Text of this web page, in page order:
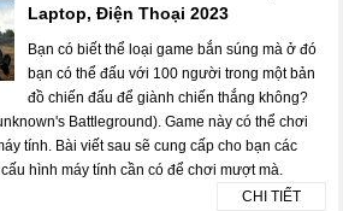
Laptop, Điện Thoại 2023
Bạn có biết thể loại game bắn súng mà ở đó
bạn có thể đấu với 100 người trong một bản
đồ chiến đấu để giành chiến thắng không?
Battleground). Game này có thể chơi
tính. Bài viết sau sẽ cung cấp cho bạn các
hình máy tính cần có để chơi mượt mà.
CHI TIẾT